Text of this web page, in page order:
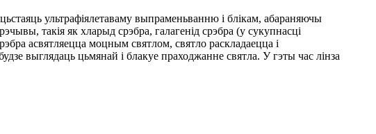
ультрафіялетаваму выпраменьванню і блікам, абараняючы
такія як хларыд срэбра, галагенід срэбра (у сукупнасці
асвятляецца моцным святлом, святло раскладаецца і
выглядаць цьмянай і блакуе праходжанне святла. У гэты час лінза